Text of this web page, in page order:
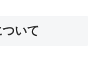
いて